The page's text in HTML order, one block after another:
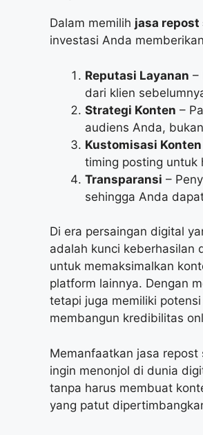
Dalam memilih jasa repost
investasi Anda
Reputasi Layanan –
dari klien
Strategi Konten –
audiens Anda,
Kustomisasi Konten
timing posting untuk
Transparansi –
sehingga Anda
Di era persaingan digital
adalah kunci keberhasilan
untuk memaksimalkan
platform lainnya. Dengan
tetapi juga memiliki
membangun kredibilitas
Memanfaatkan jasa
ingin menonjol di dunia
tanpa harus membuat
yang patut